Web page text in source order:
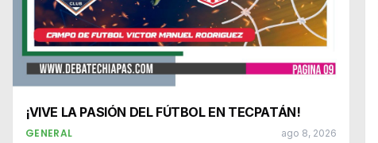
¡VIVE LA PASIÓN DEL FÚTBOL EN TECPATÁN!
GENERAL ago 8, 2026